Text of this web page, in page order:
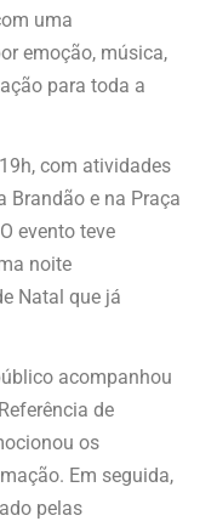
uma
emoção, música,
para toda a
com atividades
Brandão e na Praça
evento teve
noite
Natal que já
acompanhou
de
os
Em seguida,
pelas